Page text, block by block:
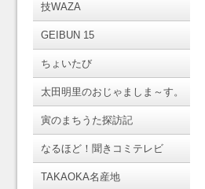
技WAZA
GEIBUN 15
ちょいたび
太田明里のおじゃましま～す。
寅のまちうた探訪記
なるほど！聞きコミテレビ
TAKAOKA名産地